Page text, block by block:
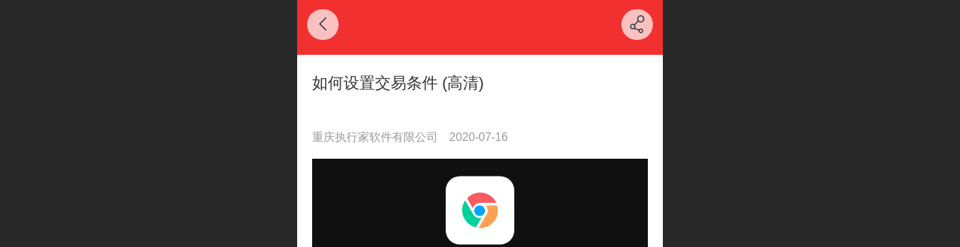
如何设置交易条件 (高清)
重庆执行家软件有限公司 2020-07-16